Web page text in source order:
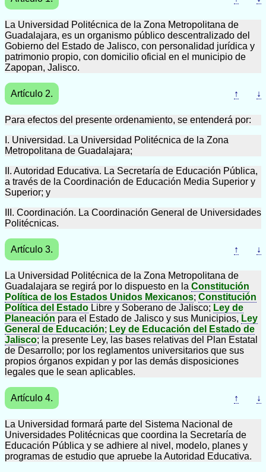
La Universidad Politécnica de la Zona Metropolitana de
Guadalajara, es un organismo público descentralizado del
Gobierno del Estado de Jalisco, con personalidad jurídica y
patrimonio propio, con domicilio oficial en el municipio de
Zapopan, Jalisco.
Artículo 2. ↑ ↓
Para efectos del presente ordenamiento, se entenderá por:
I. Universidad. La Universidad Politécnica de la Zona
Metropolitana de Guadalajara;
II. Autoridad Educativa. La Secretaría de Educación Pública,
a través de la Coordinación de Educación Media Superior y
Superior; y
III. Coordinación. La Coordinación General de Universidades
Politécnicas.
Artículo 3. ↑ ↓
La Universidad Politécnica de la Zona Metropolitana de
Guadalajara se regirá por lo dispuesto en la Constitución
Política de los Estados Unidos Mexicanos; Constitución
Política del Estado Libre y Soberano de Jalisco; Ley de
Planeación para el Estado de Jalisco y sus Municipios, Ley
General de Educación; Ley de Educación del Estado de
Jalisco; la presente Ley, las bases relativas del Plan Estatal
de Desarrollo; por los reglamentos universitarios que sus
propios órganos expidan y por las demás disposiciones
legales que le sean aplicables.
Artículo 4. ↑ ↓
La Universidad formará parte del Sistema Nacional de
Universidades Politécnicas que coordina la Secretaría de
Educación Pública y se adhiere al nivel, modelo, planes y
programas de estudio que apruebe la Autoridad Educativa.